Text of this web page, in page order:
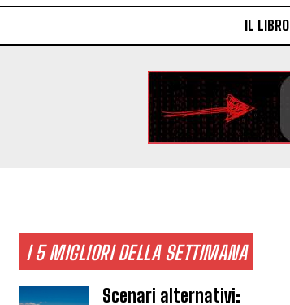
IL LIBRO
I 5 MIGLIORI DELLA SETTIMANA
Scenari alternativi: